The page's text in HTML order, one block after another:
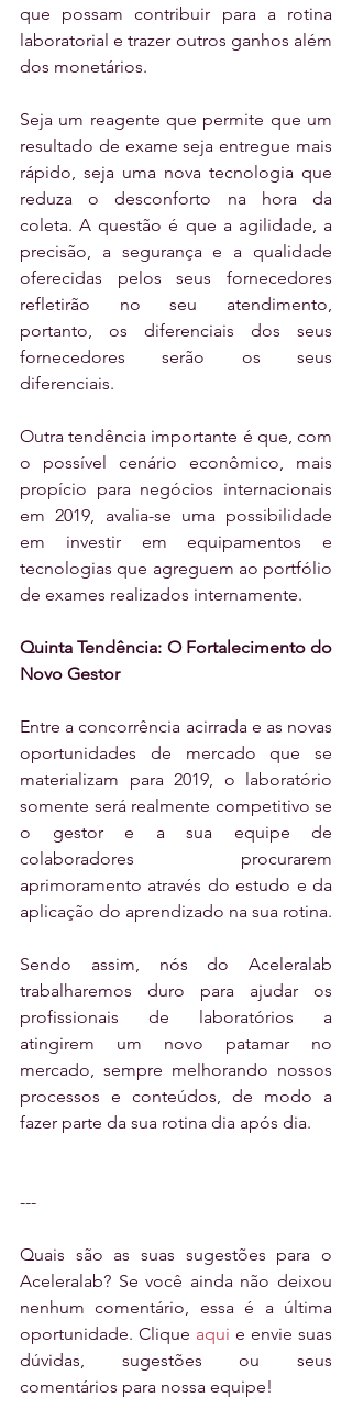
que possam contribuir para a rotina
laboratorial e trazer outros ganhos além
dos monetários.
Seja um reagente que permite que um
resultado de exame seja entregue mais
rápido, seja uma nova tecnologia que
reduza o desconforto na hora da
coleta. A questão é que a agilidade, a
precisão, a segurança e a qualidade
oferecidas pelos seus fornecedores
refletirão no seu atendimento,
portanto, os diferenciais dos seus
fornecedores serão os seus
diferenciais.
Outra tendência importante é que, com
o possível cenário econômico, mais
propício para negócios internacionais
em 2019, avalia-se uma possibilidade
em investir em equipamentos e
tecnologias que agreguem ao portfólio
de exames realizados internamente.
Quinta Tendência: O Fortalecimento do
Novo Gestor
Entre a concorrência acirrada e as novas
oportunidades de mercado que se
materializam para 2019, o laboratório
somente será realmente competitivo se
o gestor e a sua equipe de
colaboradores procurarem
aprimoramento através do estudo e da
aplicação do aprendizado na sua rotina.
Sendo assim, nós do Aceleralab
trabalharemos duro para ajudar os
profissionais de laboratórios a
atingirem um novo patamar no
mercado, sempre melhorando nossos
processos e conteúdos, de modo a
fazer parte da sua rotina dia após dia.
---
Quais são as suas sugestões para o
Aceleralab? Se você ainda não deixou
nenhum comentário, essa é a última
oportunidade. Clique aqui e envie suas
dúvidas, sugestões ou seus
comentários para nossa equipe!